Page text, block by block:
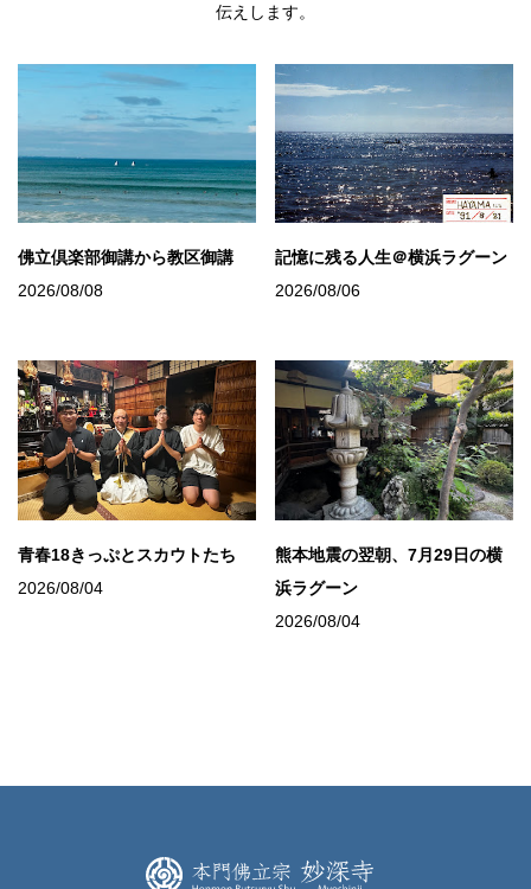
伝えします。
佛立倶楽部御講から教区御講
2026/08/08
記憶に残る人生＠横浜ラグーン
2026/08/06
青春18きっぷとスカウトたち
2026/08/04
熊本地震の翌朝、7月29日の横
浜ラグーン
2026/08/04